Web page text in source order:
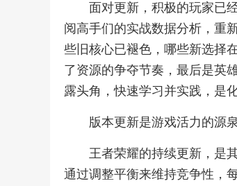
面对更新，积极的玩家已
阅高手们的实战数据分析，重
些旧核心已褪色，哪些新选择
了资源的争夺节奏，最后是英
露头角，快速学习并实践，是
版本更新是游戏活力的源泉
王者荣耀的持续更新，是
通过调整平衡来维持竞争性，